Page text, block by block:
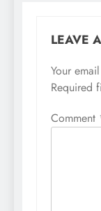
LEAVE
Your
Required
Comment